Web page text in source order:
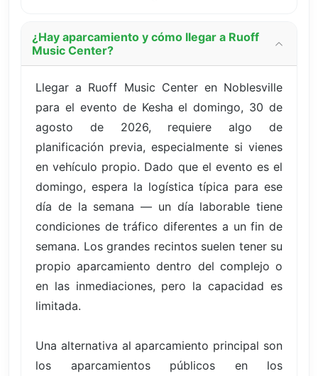
¿Hay aparcamiento y cómo llegar a Ruoff
Music Center?
Llegar a Ruoff Music Center en Noblesville
para el evento de Kesha el domingo, 30 de
agosto de 2026, requiere algo de
planificación previa, especialmente si vienes
en vehículo propio. Dado que el evento es el
domingo, espera la logística típica para ese
día de la semana — un día laborable tiene
condiciones de tráfico diferentes a un fin de
semana. Los grandes recintos suelen tener su
propio aparcamiento dentro del complejo o
en las inmediaciones, pero la capacidad es
limitada.
Una alternativa al aparcamiento principal son
los aparcamientos públicos en los